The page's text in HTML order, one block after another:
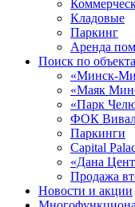
Кладовые
Паркинг
Аренда
Поиск по
«Минск-
«Маяк
«Парк
ФОК
Паркинги
Capital
«Дана
Продажа
Новости и акции